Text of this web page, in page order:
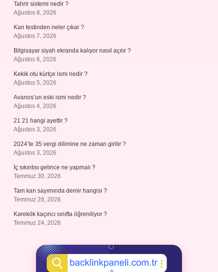
Tahrir sistemi nedir ?
Ağustos 8, 2026
Kan testinden neler çıkar ?
Ağustos 7, 2026
Bilgisayar siyah ekranda kalıyor nasıl açılır ?
Ağustos 6, 2026
Kekik otu kürtçe ismi nedir ?
Ağustos 5, 2026
Avanos’un eski ismi nedir ?
Ağustos 4, 2026
21 21 hangi ayettir ?
Ağustos 3, 2026
2024’te 35 vergi dilimine ne zaman girilir ?
Ağustos 3, 2026
İç sıkıntısı gelince ne yapmalı ?
Temmuz 30, 2026
Tam kan sayımında demir hangisi ?
Temmuz 28, 2026
Karekök kaçıncı sınıfta öğreniliyor ?
Temmuz 24, 2026